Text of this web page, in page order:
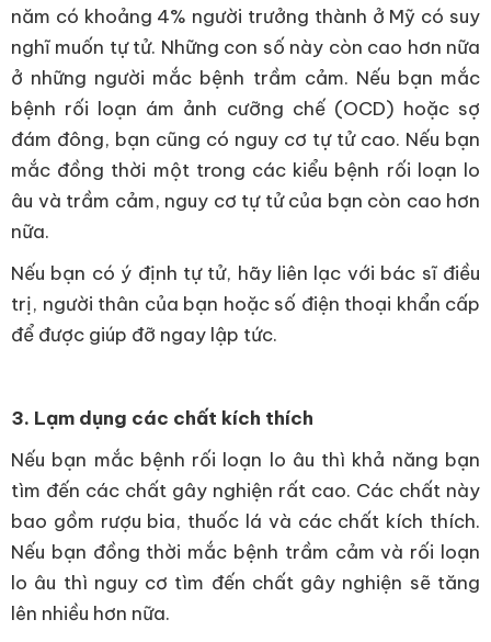
năm có khoảng 4% người trưởng thành ở Mỹ có suy
nghĩ muốn tự tử. Những con số này còn cao hơn nữa
ở những người mắc bệnh trầm cảm. Nếu bạn mắc
bệnh rối loạn ám ảnh cưỡng chế (OCD) hoặc sợ
đám đông, bạn cũng có nguy cơ tự tử cao. Nếu bạn
mắc đồng thời một trong các kiểu bệnh rối loạn lo
âu và trầm cảm, nguy cơ tự tử của bạn còn cao hơn
nữa.
Nếu bạn có ý định tự tử, hãy liên lạc với bác sĩ điều
trị, người thân của bạn hoặc số điện thoại khẩn cấp
để được giúp đỡ ngay lập tức.
3. Lạm dụng các chất kích thích
Nếu bạn mắc bệnh rối loạn lo âu thì khả năng bạn
tìm đến các chất gây nghiện rất cao. Các chất này
bao gồm rượu bia, thuốc lá và các chất kích thích.
Nếu bạn đồng thời mắc bệnh trầm cảm và rối loạn
lo âu thì nguy cơ tìm đến chất gây nghiện sẽ tăng
lên nhiều hơn nữa.